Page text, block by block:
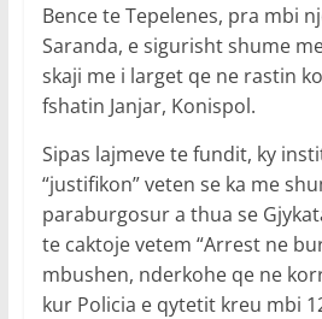
Bence te Tepelenes, pra mbi
Saranda, e sigurisht shume
skaji me i larget qe ne rastin
fshatin Janjar, Konispol.
Sipas lajmeve te fundit, ky
“justifikon” veten se ka me
paraburgosur a thua se
te caktoje vetem “Arrest ne
mbushen, nderkohe qe ne
kur Policia e qytetit kreu mbi